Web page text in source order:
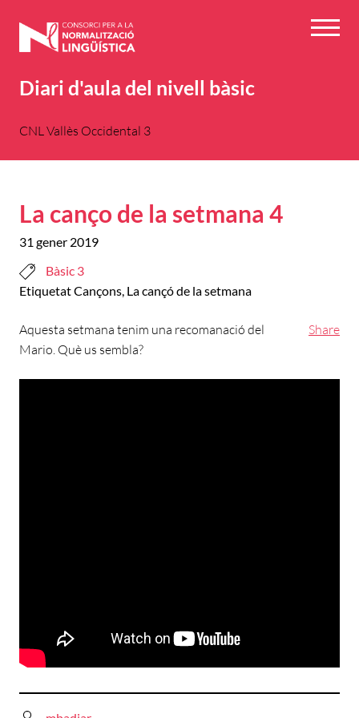
Diari d'aula del nivell bàsic
CNL Vallès Occidental 3
La canço de la setmana 4
31 gener 2019
Bàsic 3
EtiquetatCançons, La cançó de la setmana
Share
Aquesta setmana tenim una recomanació del
Mario. Què us sembla?